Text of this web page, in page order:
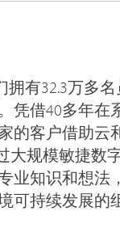
拥有32.3万多
凭借40多年在
的客户借助云
大规模敏捷数
业知识和想法
可持续发展的